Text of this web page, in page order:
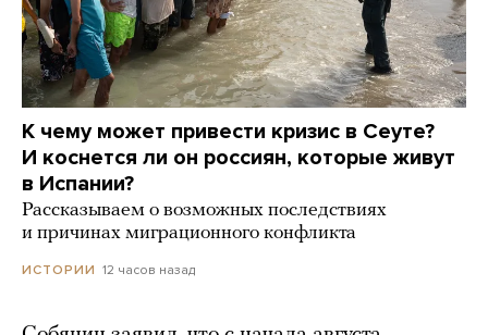
К чему может привести кризис в Сеуте?
И коснется ли он россиян, которые живут
в Испании?
Рассказываем о возможных последствиях
и причинах миграционного конфликта
ИСТОРИИ 12 часов назад